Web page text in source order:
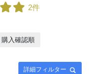
2件
詳細フィルター
購入確認順